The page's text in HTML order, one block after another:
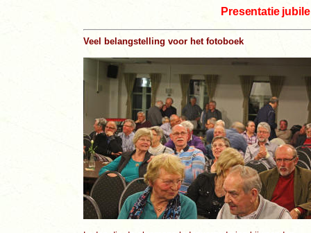
Presentatie
Veel belangstelling voor het fotoboek